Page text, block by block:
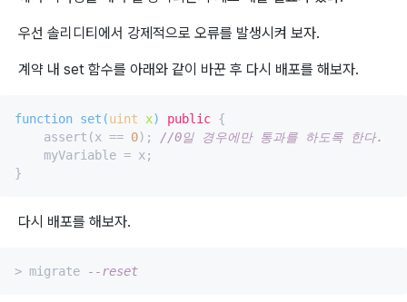
우선 솔리디티에서 강제적으로 오류를 발생시켜 보자.
계약 내 set 함수를 아래와 같이 바꾼 후 다시 배포를 해보자.
function set (uint x) public {
    assert(x ==
0);
//0일 경우에만 통과를 하도록 한다.
    myVariable = x;
다시 배포를 해보자.
> migrate --reset